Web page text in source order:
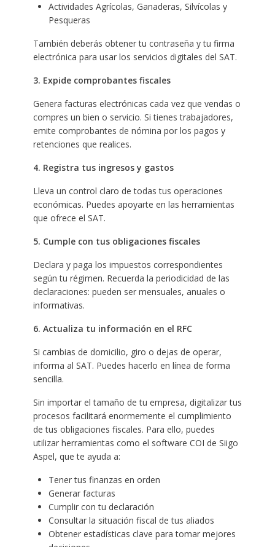
Actividades Agrícolas, Ganaderas, Silvícolas y
Pesqueras
También deberás obtener tu contraseña y tu firma
electrónica para usar los servicios digitales del SAT.
3. Expide comprobantes fiscales
Genera facturas electrónicas cada vez que vendas o
compres un bien o servicio. Si tienes trabajadores,
emite comprobantes de nómina por los pagos y
retenciones que realices.
4. Registra tus ingresos y gastos
Lleva un control claro de todas tus operaciones
económicas. Puedes apoyarte en las herramientas
que ofrece el SAT.
5. Cumple con tus obligaciones fiscales
Declara y paga los impuestos correspondientes
según tu régimen. Recuerda la periodicidad de las
declaraciones: pueden ser mensuales, anuales o
informativas.
6. Actualiza tu información en el RFC
Si cambias de domicilio, giro o dejas de operar,
informa al SAT. Puedes hacerlo en línea de forma
sencilla.
Sin importar el tamaño de tu empresa, digitalizar tus
procesos facilitará enormemente el cumplimiento
de tus obligaciones fiscales. Para ello, puedes
utilizar herramientas como el software COI de Siigo
Aspel, que te ayuda a:
Tener tus finanzas en orden ​
Generar facturas ​
Cumplir con tu declaración ​
Consultar la situación fiscal de tus aliados ​
Obtener estadísticas clave para tomar mejores